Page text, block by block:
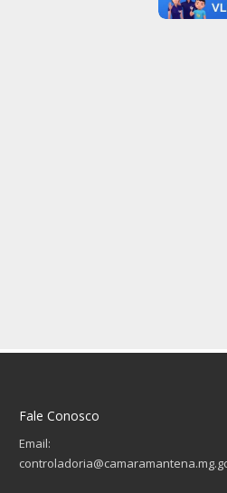
Fale Conosco
Email: